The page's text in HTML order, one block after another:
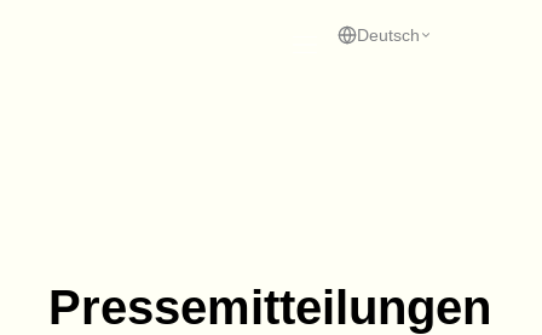
Deutsch
Pressemitteilungen